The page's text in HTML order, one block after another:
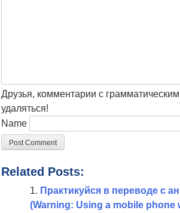
Друзья, комментарии с
удаляться!
Name
Related Posts:
Практикуйся в переводе с
(Warning: Using a mobile phone